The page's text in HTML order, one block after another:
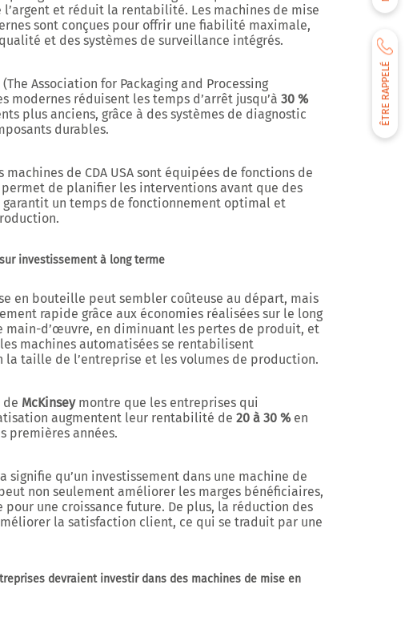
ÊTRE RAPPELÉ
l’argent et réduit la rentabilité. Les machines de mise
sont conçues pour offrir une fiabilité maximale,
et des systèmes de surveillance intégrés.
(The Association for Packaging and Processing
modernes réduisent les temps d’arrêt jusqu’à 30 %
plus anciens, grâce à des systèmes de diagnostic
durables.
de CDA USA sont équipées de fonctions de
de planifier les interventions avant que des
garantit un temps de fonctionnement optimal et
investissement à long terme
en bouteille peut sembler coûteuse au départ, mais
rapide grâce aux économies réalisées sur le long
main-d’œuvre, en diminuant les pertes de produit, et
machines automatisées se rentabilisent
la taille de l’entreprise et les volumes de production.
de McKinseymontre que les entreprises qui
augmentent leur rentabilité de 20 à 30 % en
premières années.
signifie qu’un investissement dans une machine de
non seulement améliorer les marges bénéficiaires,
une croissance future. De plus, la réduction des
la satisfaction client, ce qui se traduit par une
devraient investir dans des machines de mise en